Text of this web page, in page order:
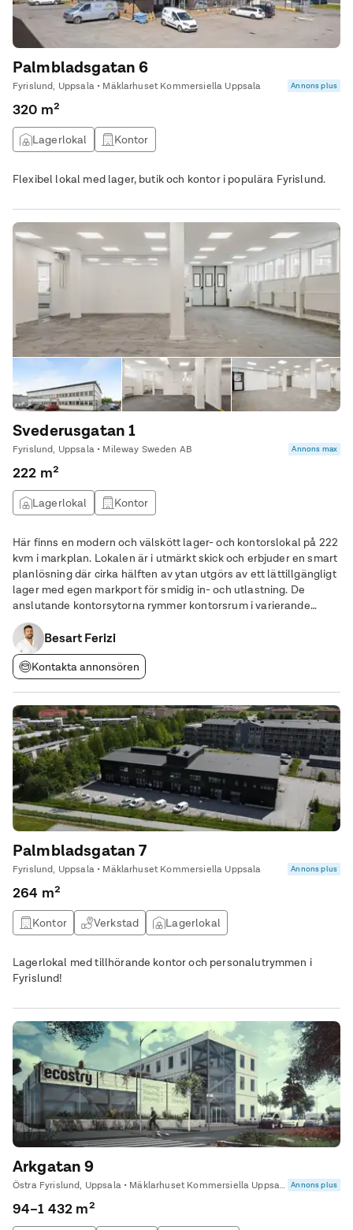
Palmbladsgatan 6
Fyrislund, Uppsala • Mäklarhuset Kommersiella Uppsala Annons plus
320 m²
Lagerlokal Kontor
Flexibel lokal med lager, butik och kontor i populära Fyrislund.
Svederusgatan 1
Fyrislund, Uppsala • Mileway Sweden AB Annons max
222 m²
Lagerlokal Kontor
Här finns en modern och välskött lager- och kontorslokal på 222
kvm i markplan. Lokalen är i utmärkt skick och erbjuder en smart
planlösning där cirka hälften av ytan utgörs av ett lättillgängligt
lager med egen markport för smidig in- och utlastning. De
anslutande kontorsytorna rymmer kontorsrum i varierande
storlekar, mötesrum samt bekväma personalutrymmen med
kök/pentry, pausyta, WC och
Besart Ferizi
Kontakta annonsören
Palmbladsgatan 7
Fyrislund, Uppsala • Mäklarhuset Kommersiella Uppsala Annons plus
264 m²
Kontor Verkstad Lagerlokal
Lagerlokal med tillhörande kontor och personalutrymmen i
Fyrislund!
Arkgatan 9
Östra Fyrislund, Uppsala • Mäklarhuset Kommersiella Uppsala Annons plus
94–1 432 m²